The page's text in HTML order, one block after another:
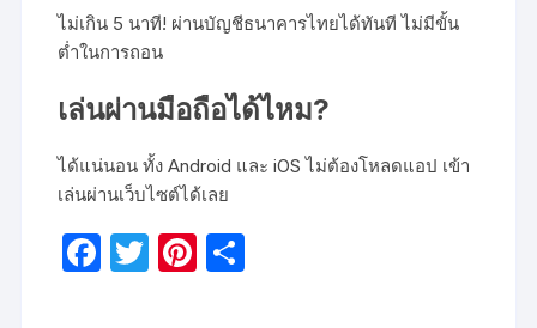
ไม่เกิน 5 นาที! ผ่านบัญชีธนาคารไทยได้ทันที ไม่มีขั้น
ต่ำในการถอน
เล่นผ่านมือถือได้ไหม?
ได้แน่นอน ทั้ง Android และ iOS ไม่ต้องโหลดแอป เข้า
เล่นผ่านเว็บไซต์ได้เลย
F
T
Pi